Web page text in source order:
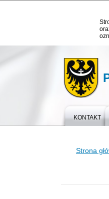
KONTAKT
Strona